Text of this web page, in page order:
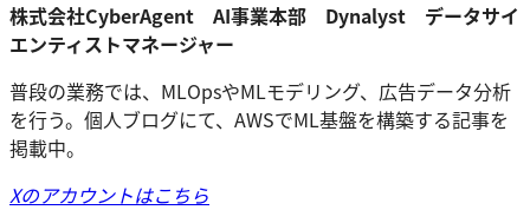
株式会社CyberAgent AI事業本部 Dynalyst データサイ
エンティストマネージャー
普段の業務では、MLOpsやMLモデリング、広告データ分析
を行う。個人ブログにて、AWSでML基盤を構築する記事を
掲載中。
Xのアカウントはこちら